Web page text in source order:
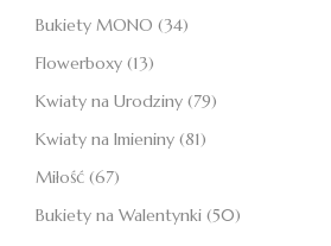
Bukiety MONO (34)
Flowerboxy (13)
Kwiaty na Urodziny (79)
Kwiaty na Imieniny (81)
Miłość (67)
Bukiety na Walentynki (50)